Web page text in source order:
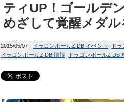
ティUP！ゴールデ
めざして覚醒メダル
2015/05/07 ドラゴンボールZ DB イベント
ド
ドラゴンボールZ DB 情報
ドラゴンボールZ DB